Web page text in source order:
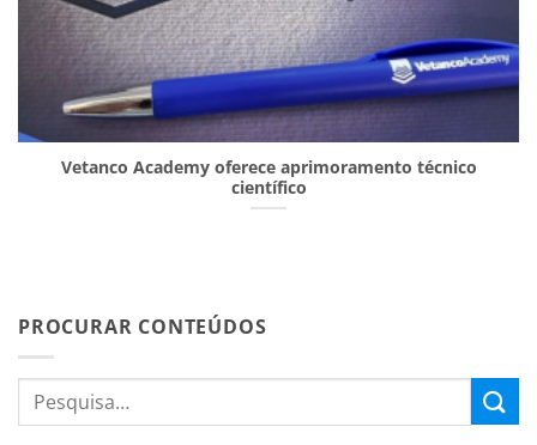
Vetanco Academy oferece aprimoramento técnico
científico
PROCURAR CONTEÚDOS